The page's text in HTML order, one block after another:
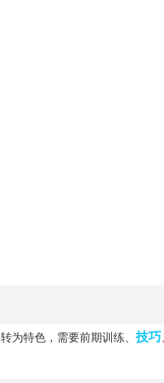
为特色，需要前期训练、技巧